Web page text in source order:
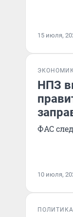
15 июля,
НПЗ
ФАС
10 июля,
ПОЛИТИКА